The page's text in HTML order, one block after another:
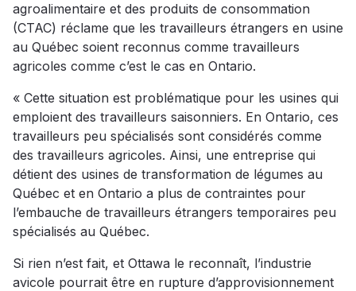
agroalimentaire et des produits de consommation
(CTAC) réclame que les travailleurs étrangers en usine
au Québec soient reconnus comme travailleurs
agricoles comme c’est le cas en Ontario.
« Cette situation est problématique pour les usines qui
emploient des travailleurs saisonniers. En Ontario, ces
travailleurs peu spécialisés sont considérés comme
des travailleurs agricoles. Ainsi, une entreprise qui
détient des usines de transformation de légumes au
Québec et en Ontario a plus de contraintes pour
l’embauche de travailleurs étrangers temporaires peu
spécialisés au Québec.
Si rien n’est fait, et Ottawa le reconnaît, l’industrie
avicole pourrait être en rupture d’approvisionnement